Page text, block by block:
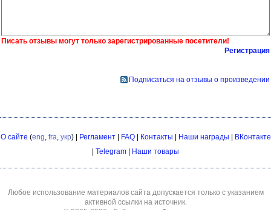
Писать отзывы могут только зарегистрированные посетители!
Регистрация
Подписаться на отзывы о произведении
О сайте (eng fra укр) | Регламент| FAQ| Контакты | Наши награды | ВКонтакте
| Telegram | Наши товары
Любое использование материалов сайта допускается только с указанием
активной ссылки на источник.